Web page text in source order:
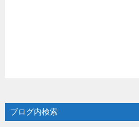
ブログ内検索